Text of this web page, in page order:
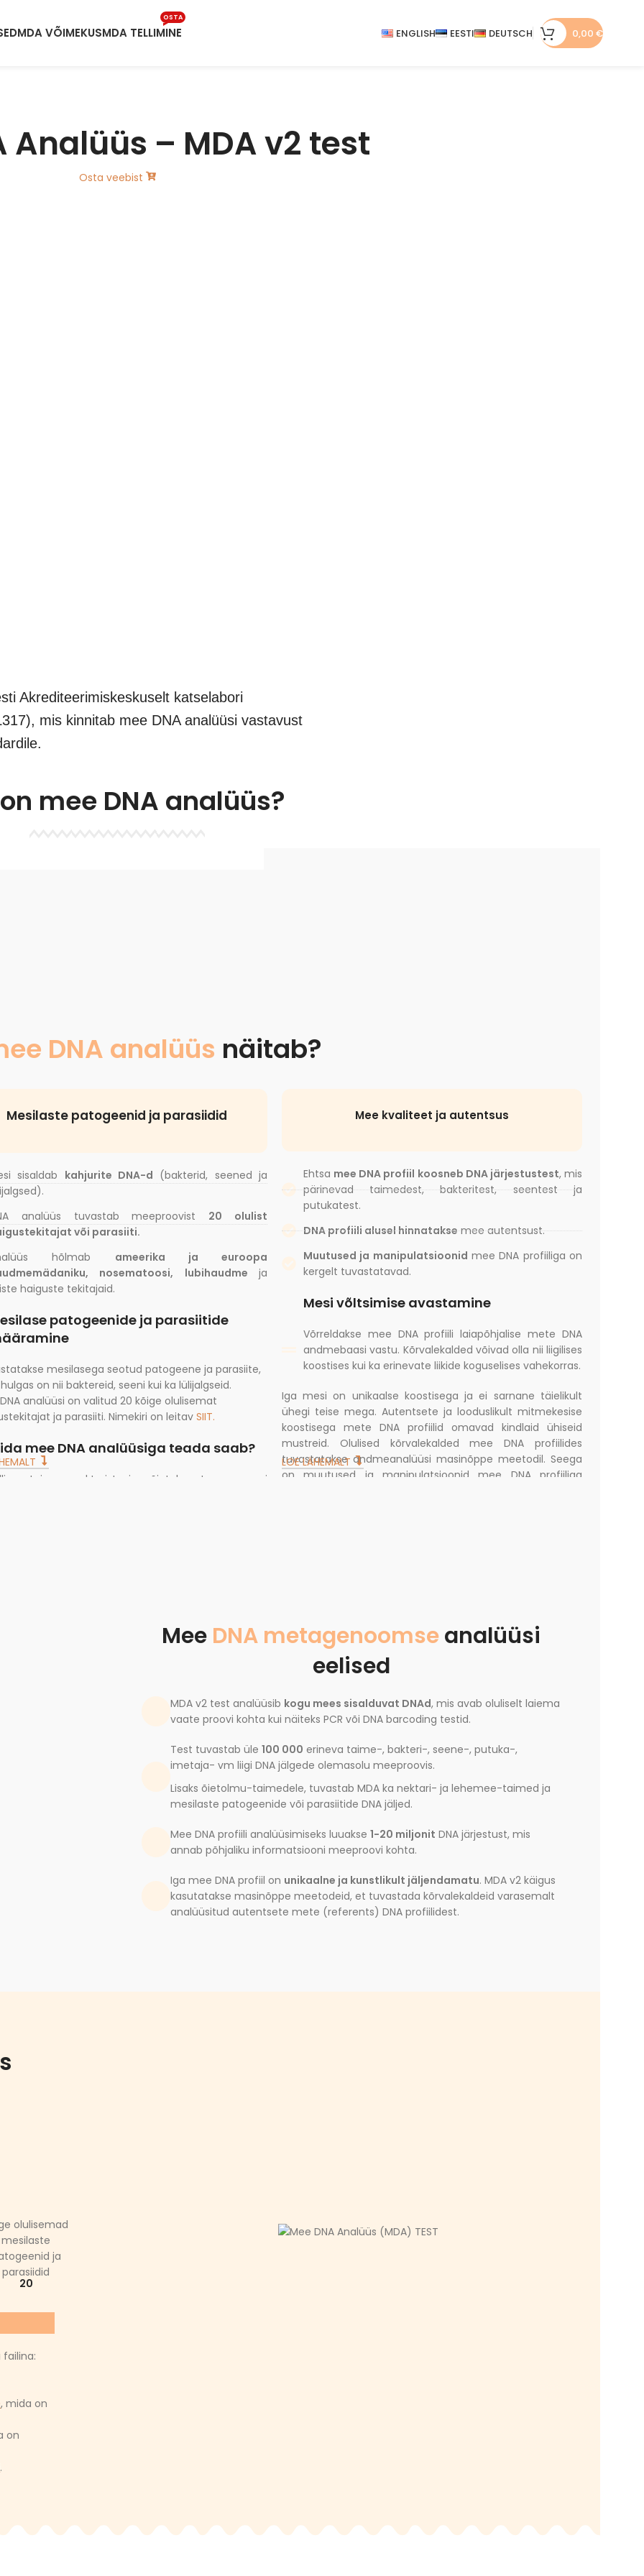
MDA VÕIMEKUSMDA TELLIMINE
OSTA
ENGLISH EESTI DEUTSCH 0,00 €
Analüüs – MDA v2 test
Osta veebist
Akrediteerimiskeskuselt katselabori
mis kinnitab mee DNA analüüsi vastavust
mee DNA analüüs?
DNA analüüs näitab?
Mesilaste patogeenid ja parasiidid
sisaldab kahjurite DNA-d (bakterid, seened ja
analüüs tuvastab meeproovist 20 olulist
või parasiiti.
hõlmab ameerika ja euroopa
nosematoosi, lubihaudme ja
haiguste tekitajaid.
patogeenide ja parasiitide
mesilasega seotud patogeene ja parasiite,
on nii baktereid, seeni kui ka lülijalgseid.
analüüsi on valitud 20 kõige olulisemat
ja parasiiti. Nimekiri on leitav SIIT.
mee DNA analüüsiga teada saab?
taime nektarist ja õietolmust on mesi
Mee kvaliteet ja autentsus
Ehtsa mee DNA profiil koosneb DNA järjestustest, mis
pärinevad taimedest, bakteritest, seentest ja
putukatest.
DNA profiili alusel hinnataksemee autentsust.
Muutused ja manipulatsioonid mee DNA profiiliga on
kergelt tuvastatavad.
Mesi võltsimise avastamine
Võrreldakse mee DNA profiili laiapõhjalise mete DNA
andmebaasi vastu. Kõrvalekalded võivad olla nii liigilises
koostises kui ka erinevate liikide koguselises vahekorras.
Iga mesi on unikaalse koostisega ja ei sarnane täielikult
ühegi teise mega. Autentsete ja looduslikult mitmekesise
koostisega mete DNA profiilid omavad kindlaid ühiseid
mustreid. Olulised kõrvalekalded mee DNA profiilides
tuvastatakse andmeanalüüsi masinõppe meetodil. Seega
on muutused ja manipulatsioonid mee DNA profiiliga
LOE LÄHEMALT
Mee DNA metagenoomseanalüüsi
eelised
MDA v2 test analüüsib kogu mees sisalduvat DNAd, mis avab oluliselt laiema
vaate proovi kohta kui näiteks PCR või DNA barcoding testid.
Test tuvastab üle 100 000 erineva taime-, bakteri-, seene-, putuka-,
imetaja- vm liigi DNA jälgede olemasolu meeproovis.
Lisaks õietolmu-taimedele, tuvastab MDA ka nektari- ja lehemee-taimed ja
mesilaste patogeenide või parasiitide DNA jäljed.
Mee DNA profiili analüüsimiseks luuakse 1-20 miljonit DNA järjestust, mis
annab põhjaliku informatsiooni meeproovi kohta.
Iga mee DNA profiil on unikaalne ja kunstlikult jäljendamatu. MDA v2 käigus
kasutatakse masinõppe meetodeid, et tuvastada kõrvalekaldeid varasemalt
analüüsitud autentsete mete (referents) DNA profiilidest.
olulisemad
mesilaste
ja
parasiidid
20
failina:
, mida on
on
.